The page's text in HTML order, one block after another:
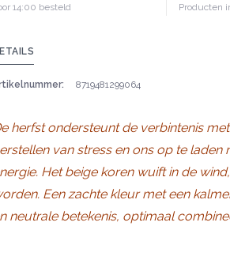
14:00 besteld Producten
8719481299064
herfst ondersteunt de verbintenis
van stress en ons op te laden
Het beige koren wuift in de
Een zachte kleur met een
neutrale betekenis, optimaal